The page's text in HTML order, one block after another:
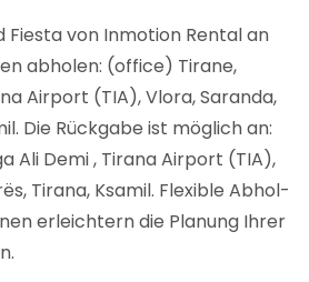
Fiesta von Inmotion Rental an
abholen: (office) Tirane,
Airport (TIA), Vlora, Saranda,
Die Rückgabe ist möglich an:
Ali Demi , Tirana Airport (TIA),
Tirana, Ksamil. Flexible Abhol-
erleichtern die Planung Ihrer